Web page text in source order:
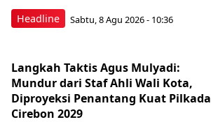
Headline Sabtu, 8 Agu 2026 - 10:36
Langkah Taktis Agus Mulyadi:
Mundur dari Staf Ahli Wali Kota,
Diproyeksi Penantang Kuat Pilkada
Cirebon 2029